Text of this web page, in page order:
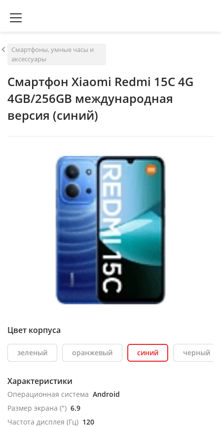
Смартфоны, умные часы и
аксессуары
Смартфон Xiaomi Redmi 15C 4G
4GB/256GB международная
версия (синий)
Цвет корпуса
зеленый оранжевый синий черный
Характеристики
Операционная система Android
Размер экрана (") 6.9
Частота дисплея (Гц) 120